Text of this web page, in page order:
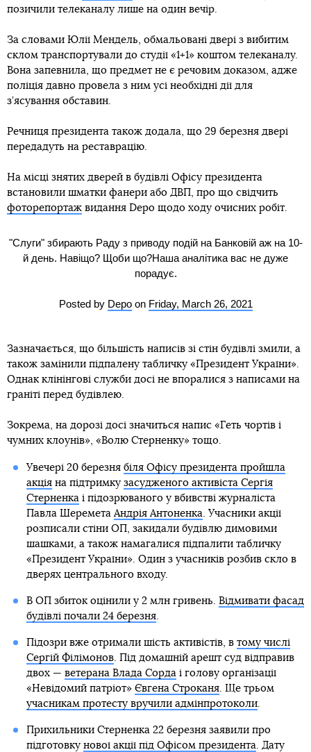
позичили телеканалу лише на один вечір.
За словами Юлії Мендель, обмальовані двері з вибитим
склом транспортували до студії «1+1» коштом телеканалу.
Вона запевнила, що предмет не є речовим доказом, адже
поліція давно провела з ним усі необхідні дії для
з’ясування обставин.
Речниця президента також додала, що 29 березня двері
передадуть на реставрацію.
На місці знятих дверей в будівлі Офісу президента
встановили шматки фанери або ДВП, про що свідчить
фоторепортаж видання Depo щодо ходу очисних робіт.
"Слуги" збирають Раду з приводу подій на Банковій аж на 10-
й день. Навіщо? Щоби що?Наша аналітика вас не дуже
порадує.
Posted by Depoon Friday, March 26, 2021
Зазначається, що більшість написів зі стін будівлі змили, а
також замінили підпалену табличку «Президент України».
Однак клінінгові служби досі не впоралися з написами на
граніті перед будівлею.
Зокрема, на дорозі досі значиться напис «Геть чортів і
чумних клоунів», «Волю Стерненку» тощо.
Увечері 20 березня біля Офісу президента пройшла
акціяна підтримку засудженого активіста Сергія
Стерненкаі підозрюваного у вбивстві журналіста
Павла ШереметаАндрія Антоненка. Учасники акції
розписали стіни ОП, закидали будівлю димовими
шашками, а також намагалися підпалити табличку
«Президент України». Один з учасників розбив скло в
дверях центрального входу.
В ОП збиток оцінили у 2 млн гривень. Відмивати фасад
будівлі почали 24 березня.
Підозри вже отримали шість активістів, в тому числі
Сергій Філімонов. Під домашній арешт суд відправив
двох — ветерана Влада Сордаі голову організації
«Невідомий патріот» Євгена Строканя. Ще трьом
учасникам протесту вручили адмінпротоколи.
Прихильники Стерненка 22 березня заявили про
підготовку нової акції під Офісом президента. Дату